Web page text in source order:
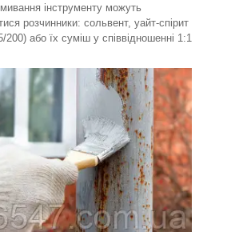
інструменту можуть
розчинники: сольвент, уайт-спірит
або їх суміш у співвідношенні 1:1